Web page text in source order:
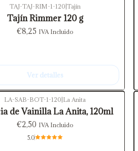
TAJ-TAJ-RIM-1-120 Tajín
Tajín Rimmer 120 g
€8,25 IVA Incluido
Ver detalles
LA-SAB-BOT-1-120 La Anita
de Vainilla La Anita, 120ml
€2,50 IVA Incluido
5.0